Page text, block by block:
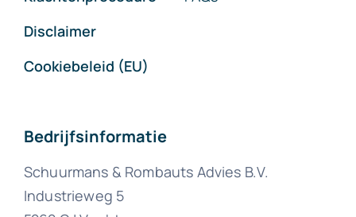
Disclaimer
Cookiebeleid (EU)
Bedrijfsinformatie
Schuurmans & Rombauts Advies B.V.
Industrieweg 5